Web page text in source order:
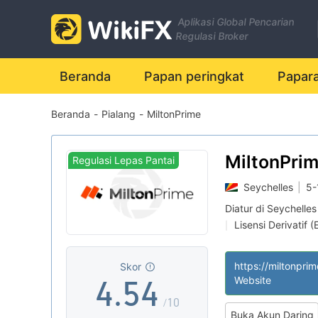
Aplikasi Global Pencarian
Regulasi Broker
Beranda Papan peringkat
Beranda - Pialang - MiltonPrime
Regulasi Lepas Pantai
Skor
0
1
2
3
4.
0
1
2
3
4
5
0
1
2
3
4 /10
Seychelles
5-
Diatur di Seychelles
Lisensi Derivatif
Regulasi Lepas
https://
Website
Buka Akun Daring